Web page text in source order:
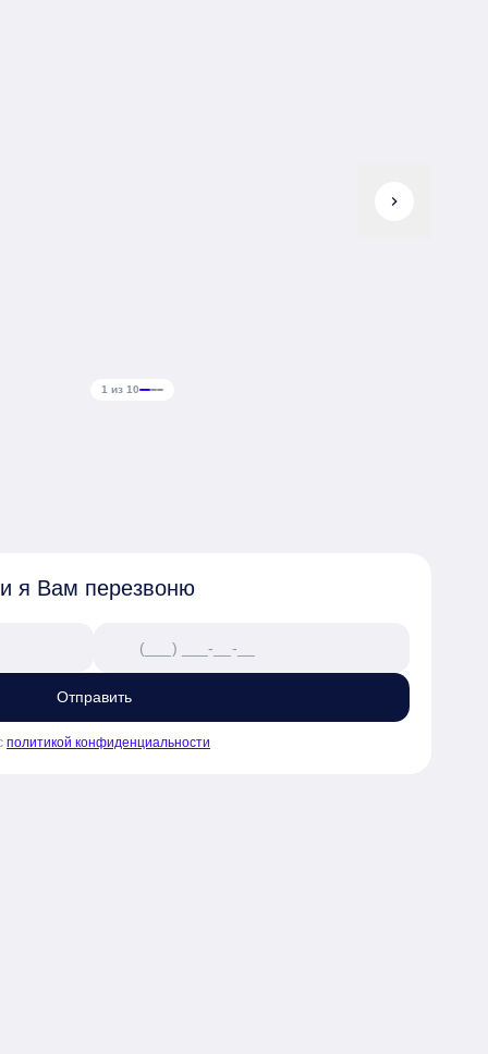
chevron_right
1 из 10
я Вам перезвоню
Отправить
политикой конфиденциальности